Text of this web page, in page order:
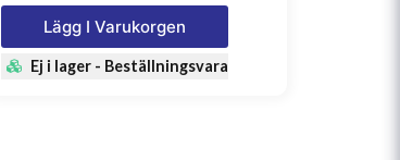
Lägg I Varukorgen
Ej i lager - Beställningsvara